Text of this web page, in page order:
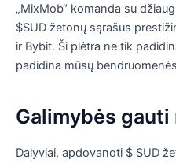
„MixMob“ komanda su
$SUD žetonų sąrašus
ir Bybit. Ši plėtra ne tik
padidina mūsų
Galimybės gauti
Dalyviai, apdovanoti $ SUD